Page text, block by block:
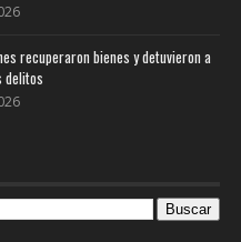
recuperaron bienes y detuvieron a
delitos